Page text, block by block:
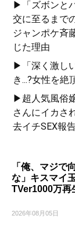
▶「ズボンと
交に至るまで
ジャンポケ斉
じた理由
▶「深く激し
き...?女性を
▶超人気風俗
さんにイカさ
去イチSEX報告
「俺、マジで
な」キスマイ
TVer1000万
2026年08月05日